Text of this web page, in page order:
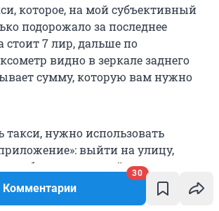
Комментарии
30
которое, на мой субъективный
подорожало за последнее
стоит 7 лир, дальше по
видно в зеркале заднего
сумму, которую вам нужно
нужно использовать
выйти на улицу,
с кнопкой и путем
давления к этой кнопке
Такси приезжает достаточно